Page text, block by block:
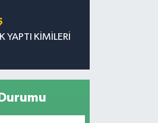
YAPTI KİMİLERİ